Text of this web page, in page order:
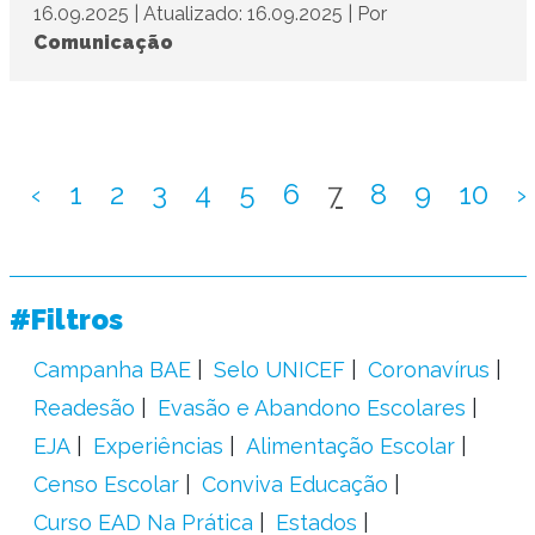
16.09.2025 Atualizado: 16.09.2025
Por
Comunicação
‹ 1 2 3 4 5 6 7 8 9 10 ›
#Filtros
Campanha BAE Selo UNICEF
Coronavírus
Readesão
Evasão e Abandono Escolares
EJA
Experiências
Alimentação Escolar
Censo Escolar
Conviva Educação
Curso EAD Na Prática
Estados